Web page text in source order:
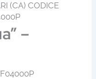
(CA) CODICE
–